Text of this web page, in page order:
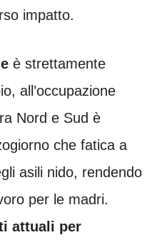
impatto.
è strettamente
all’occupazione
Nord e Sud è
che fatica a
asili nido, rendendo
per le madri.
attuali per